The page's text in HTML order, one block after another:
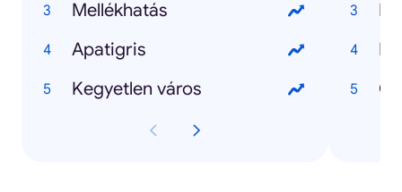
Mellékhatás
Apatigris
Kegyetlen város